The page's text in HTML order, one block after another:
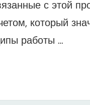
с этой
который
работы …